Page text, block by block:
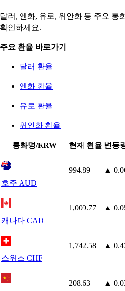
달러, 엔화, 유로, 위안화 등 주요 통
확인하세요.
주요 환율 바로가기
달러 환율
엔화 환율
유로 환율
위안화 환율
통화명/KRW 현재 환율 변동
호주 AUD
994.89 ▲
캐나다 CAD
1,009.77 ▲
스위스 CHF
1,742.58 ▲
208.63 ▲